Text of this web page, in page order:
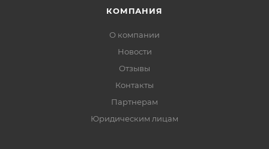
КОМПАНИЯ
О компании
Новости
Отзывы
Контакты
Партнерам
Юридическим лицам